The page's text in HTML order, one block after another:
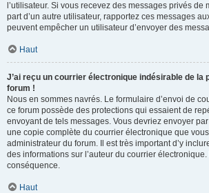
l’utilisateur. Si vous recevez des messages privés de
part d’un autre utilisateur, rapportez ces messages
peuvent empêcher un utilisateur d’envoyer des
Haut
J’ai reçu un courrier électronique indésirable de la
forum !
Nous en sommes navrés. Le formulaire d’envoi de
ce forum possède des protections qui essaient de
envoyant de tels messages. Vous devriez envoyer
une copie complète du courrier électronique que
administrateur du forum. Il est très important d’y
des informations sur l’auteur du courrier
conséquence.
Haut